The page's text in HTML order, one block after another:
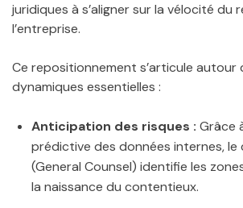
juridiques à s’aligner sur la vélocité du
l’entreprise.
Ce repositionnement s’articule autour
dynamiques essentielles :
Anticipation des risques : Grâce
prédictive des données internes,
(General Counsel) identifie les
la naissance du contentieux.